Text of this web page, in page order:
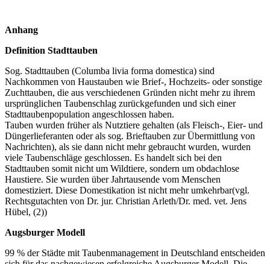
Anhang
Definition Stadttauben
Sog. Stadttauben (Columba livia forma domestica) sind
Nachkommen von Haustauben wie Brief-, Hochzeits- oder sonstige
Zuchttauben, die aus verschiedenen Gründen nicht mehr zu ihrem
ursprünglichen Taubenschlag zurückgefunden und sich einer
Stadttaubenpopulation angeschlossen haben.
Tauben wurden früher als Nutztiere gehalten (als Fleisch-, Eier- und
Düngerlieferanten oder als sog. Brieftauben zur Übermittlung von
Nachrichten), als sie dann nicht mehr gebraucht wurden, wurden
viele Taubenschläge geschlossen. Es handelt sich bei den
Stadttauben somit nicht um Wildtiere, sondern um obdachlose
Haustiere. Sie wurden über Jahrtausende vom Menschen
domestiziert. Diese Domestikation ist nicht mehr umkehrbar(vgl.
Rechtsgutachten von Dr. jur. Christian Arleth/Dr. med. vet. Jens
Hübel, (2))
Augsburger Modell
99 % der Städte mit Taubenmanagement in Deutschland entscheiden